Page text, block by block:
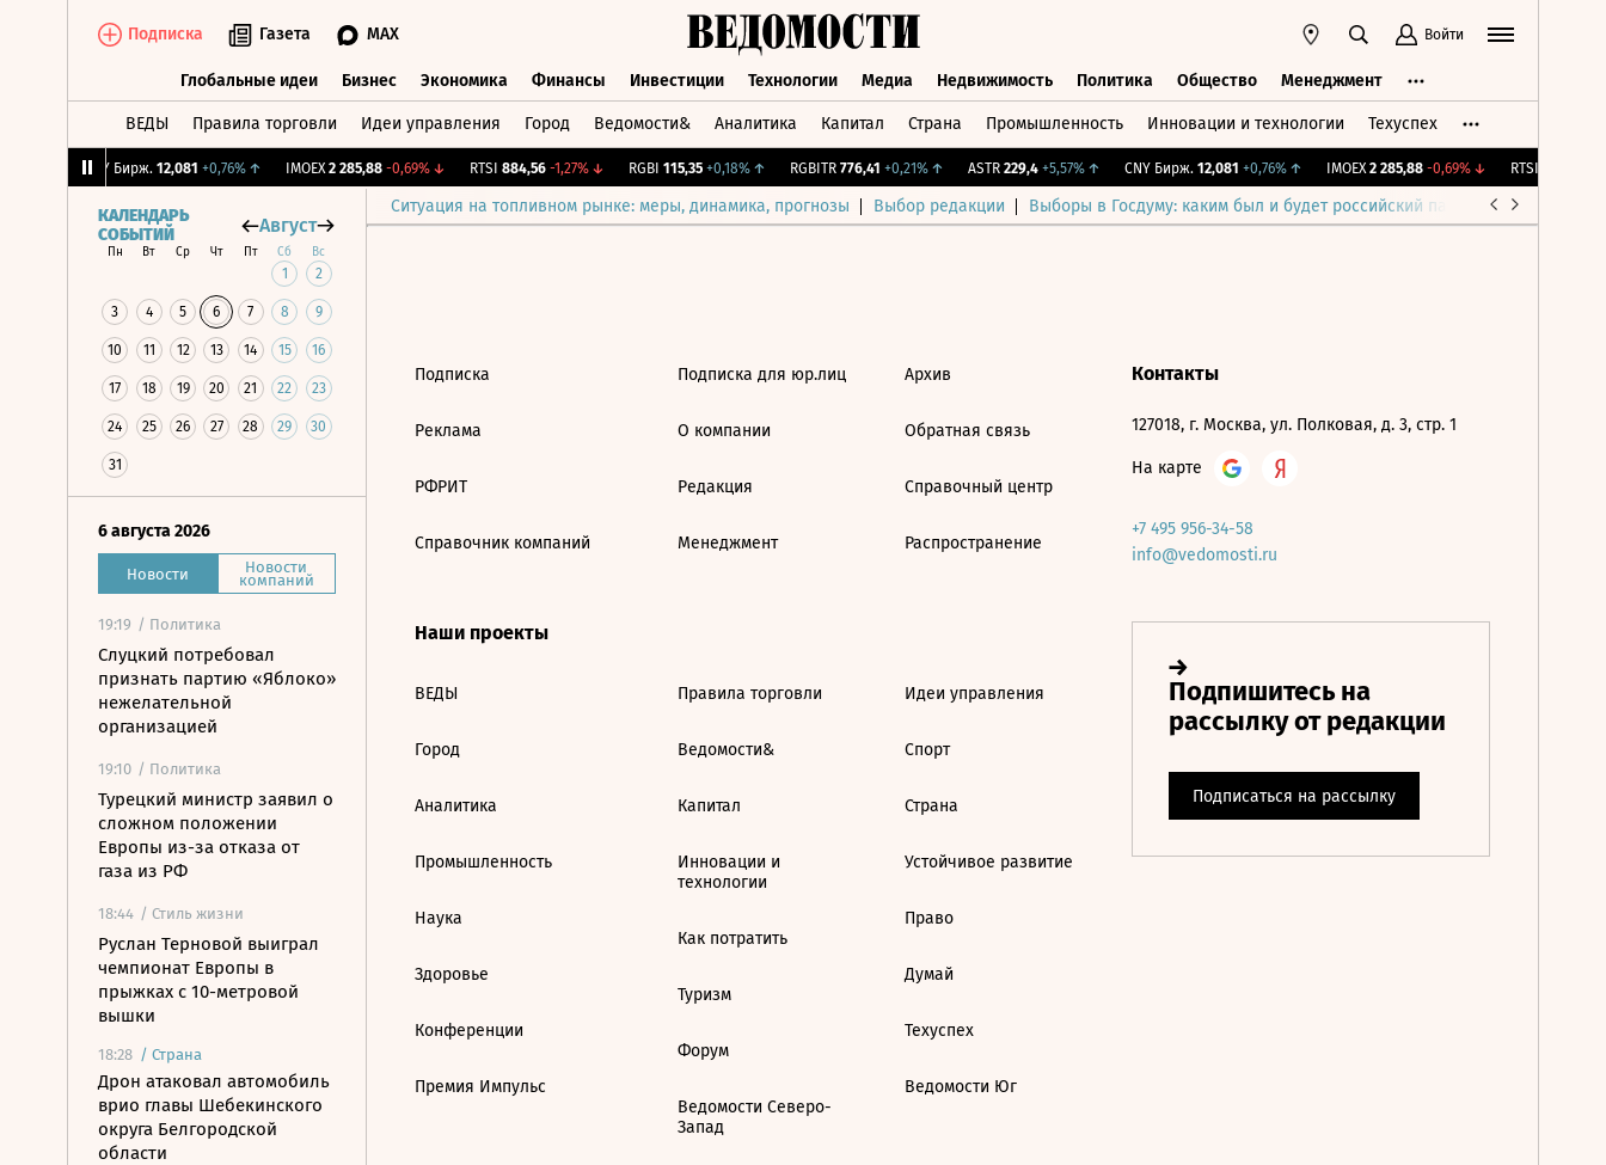
Подписка Газета MAX Войти
Глобальные идеи Бизнес Экономика Финансы Инвестиции Технологии Медиа Недвижимость Политика Общество Менеджмент
ВЕДЫ Правила торговли Идеи управления Город Ведомости& Аналитика Капитал Страна Промышленность Инновации и технологии Техуспех
CNY Бирж. 12,081 +0,76%↑ IMOEX 2 285,88 -0,69%↓ RTSI 884,56 -1,27%↓ RGBI 115,35 +0,18%↑ RGBITR 776,41 +0,21%↑ ASTR 229,4 +5,57%↑ CNY Бирж. 12,081 +0,76%↑ IMOEX 2 285,88 -0,69%↓ RTSI 884,56
Ситуация на топливном рынке: меры, динамика, прогнозы Выбор редакции Выборы в Госдуму: каким был и будет российский парламент
КАЛЕНДАРЬ
СОБЫТИЙ
Август
Пн Вт Ср Чт Пт Сб Вс
1 2
3 4 5 6 7 8 9
10 11 12 13 14 15 16
17 18 19 20 21 22 23
24 25 26 27 28 29 30
31
6 августа 2026
Новости Новости
компаний
19:19 / Политика
Слуцкий потребовал
признать партию «Яблоко»
нежелательной
организацией
19:10 / Политика
Турецкий министр заявил о
сложном положении
Европы из-за отказа от
газа из РФ
18:44 / Стиль жизни
Руслан Терновой выиграл
чемпионат Европы в
прыжках с 10-метровой
вышки
18:28 / Страна
Дрон атаковал автомобиль
врио главы Шебекинского
округа Белгородской
области
Подписка
Реклама
РФРИТ
Справочник компаний
Подписка для юр.лиц
О компании
Редакция
Менеджмент
Архив
Обратная связь
Справочный центр
Распространение
Наши проекты
ВЕДЫ
Город
Аналитика
Промышленность
Наука
Здоровье
Конференции
Премия Импульс
Правила торговли
Ведомости&
Капитал
Инновации и
технологии
Как потратить
Туризм
Форум
Ведомости Северо-
Запад
Идеи управления
Спорт
Страна
Устойчивое развитие
Право
Думай
Техуспех
Ведомости Юг
Контакты
127018, г. Москва, ул. Полковая, д. 3, стр. 1
На карте
+7 495 956-34-58
info@vedomosti.ru